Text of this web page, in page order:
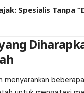
Spesialis Tanpa
menyarankan